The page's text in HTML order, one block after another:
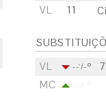
VL
11
VL
--'/-º
7
MC